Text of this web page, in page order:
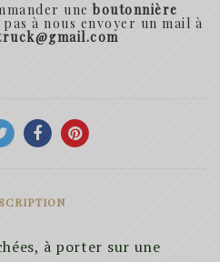
uneboutonnière
pas à nous envoyer un mail à
à porter sur une